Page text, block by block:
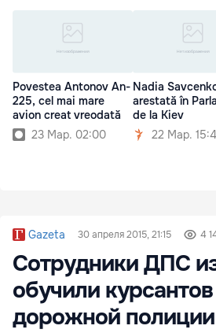
Povestea Antonov An-
225, cel mai mare
avion creat vreodată
23 Мар. 02:00
Nadia
arestată în
de la Kiev
22 Мар.
Gazeta 30 апреля 2015, 21:15 4
Сотрудники ДПС
обучили
дорожной